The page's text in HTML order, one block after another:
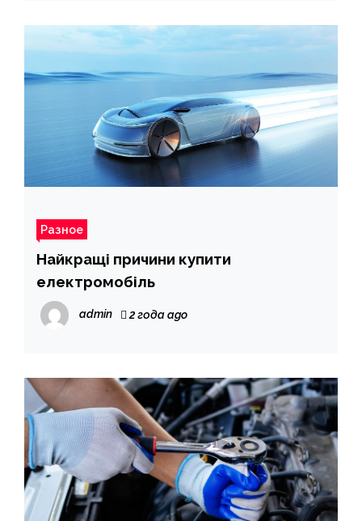
Разное
Найкращі причини купити
електромобіль
admin 2 года ago